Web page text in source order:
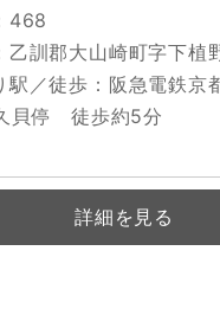
468
乙訓郡大山崎町字下植
駅／徒歩 ：阪急電鉄京
貝停 徒歩約5分
詳細を見る